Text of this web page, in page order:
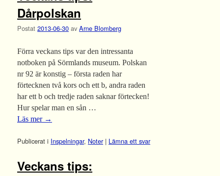
Dårpolskan
Postat 2013-06-30 av Arne Blomberg
Förra veckans tips var den intressanta
notboken på Sörmlands museum. Polskan
nr 92 är konstig – första raden har
förtecknen två kors och ett b, andra raden
har ett b och tredje raden saknar förtecken!
Hur spelar man en sån …
Läs mer →
Publicerat i Inspelningar, Noter | Lämna ett svar
Veckans tips: